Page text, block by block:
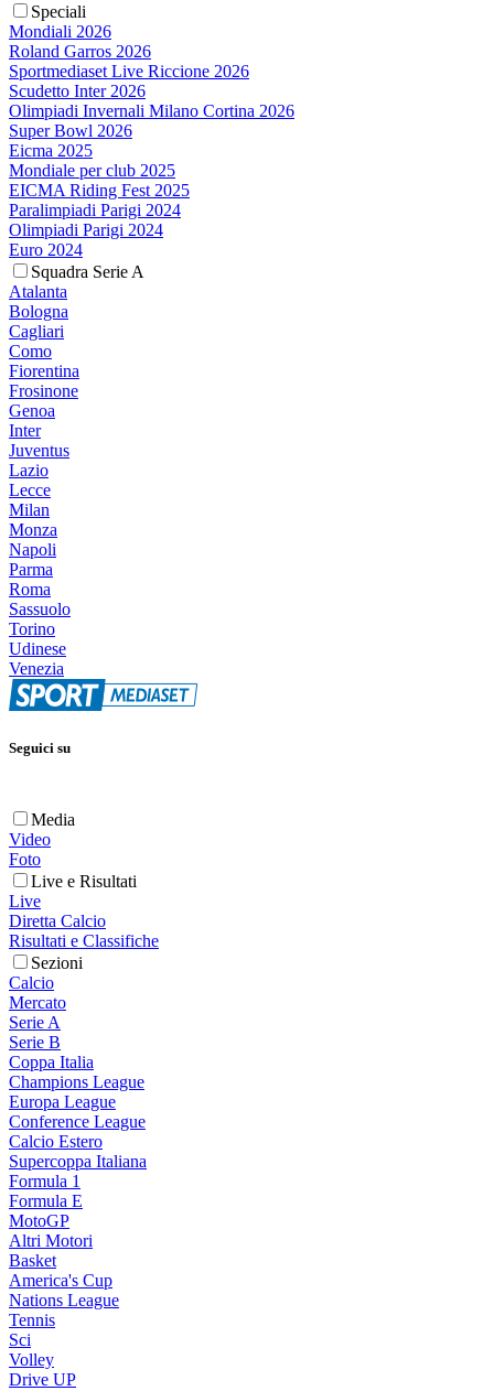
Speciali
Mondiali 2026
Roland Garros 2026
Sportmediaset Live Riccione 2026
Scudetto Inter 2026
Olimpiadi Invernali Milano Cortina 2026
Super Bowl 2026
Eicma 2025
Mondiale per club 2025
EICMA Riding Fest 2025
Paralimpiadi Parigi 2024
Olimpiadi Parigi 2024
Euro 2024
Squadra Serie A
Atalanta
Bologna
Cagliari
Como
Fiorentina
Frosinone
Genoa
Inter
Juventus
Lazio
Lecce
Milan
Monza
Napoli
Parma
Roma
Sassuolo
Torino
Udinese
Venezia
Seguici su
Media
Video
Foto
Live e Risultati
Live
Diretta Calcio
Risultati e Classifiche
Sezioni
Calcio
Mercato
Serie A
Serie B
Coppa Italia
Champions League
Europa League
Conference League
Calcio Estero
Supercoppa Italiana
Formula 1
Formula E
MotoGP
Altri Motori
Basket
America's Cup
Nations League
Tennis
Sci
Volley
Drive UP